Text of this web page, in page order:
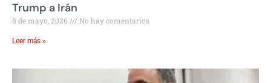
Trump a Irán
8 de mayo, 2026 No hay comentarios
Leer más »